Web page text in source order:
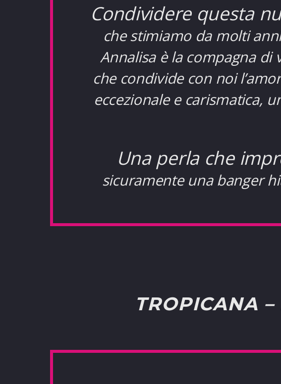
Condividere questa
che stimiamo da molti
Annalisa è la compagna di
che condivide con noi
eccezionale e carismatica,
Una perla che
sicuramente una banger
TROPICANA